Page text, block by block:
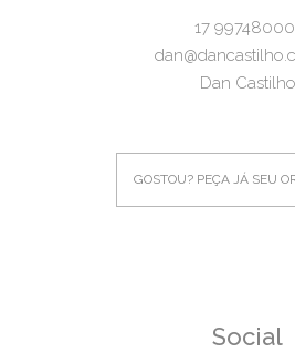
17
Dan Castilho
GOSTOU? PEÇA JÁ SEU
Social